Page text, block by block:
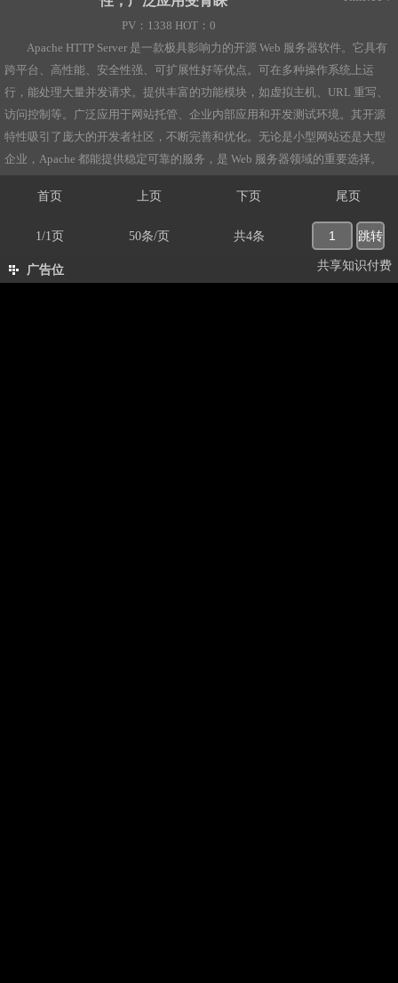
PV：1338 HOT：0
Apache HTTP Server 是一款极具影响力的开源 Web 服务器软件。它具有
跨平台、高性能、安全性强、可扩展性好等优点。可在多种操作系统上运
行，能处理大量并发请求。提供丰富的功能模块，如虚拟主机、URL 重写、
访问控制等。广泛应用于网站托管、企业内部应用和开发测试环境。其开源
特性吸引了庞大的开发者社区，不断完善和优化。无论是小型网站还是大型
企业，Apache 都能提供稳定可靠的服务，是 Web 服务器领域的重要选择。
首页 上页 下页 尾页
1/1页 50条/页 共4条
广告位 共享知识付费